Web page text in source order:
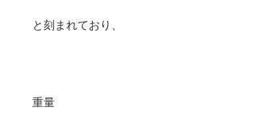
と刻まれており、
重量